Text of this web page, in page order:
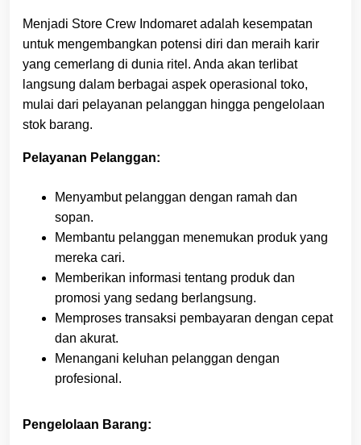
Menjadi Store Crew Indomaret adalah kesempatan
untuk mengembangkan potensi diri dan meraih karir
yang cemerlang di dunia ritel. Anda akan terlibat
langsung dalam berbagai aspek operasional toko,
mulai dari pelayanan pelanggan hingga pengelolaan
stok barang.
Pelayanan Pelanggan:
Menyambut pelanggan dengan ramah dan
sopan.
Membantu pelanggan menemukan produk yang
mereka cari.
Memberikan informasi tentang produk dan
promosi yang sedang berlangsung.
Memproses transaksi pembayaran dengan cepat
dan akurat.
Menangani keluhan pelanggan dengan
profesional.
Pengelolaan Barang: